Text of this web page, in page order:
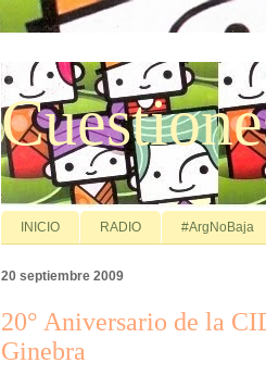
INICIO RADIO #ArgNoBaja
20 septiembre 2009
20° Aniversario de la
Ginebra